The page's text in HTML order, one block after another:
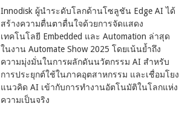
อวด
โฉม
Edge
นำ
เทคโนโลยี
Embedded
และ
บุก
Innodisk ผู้นำระดับโลกด้านโซลูชัน Edge AI ได้
สร้างความตื่นตาตื่นใจด้วยการจัดแสดง
เทคโนโลยี Embedded และ Automation ล่าสุด
ในงาน Automate Show 2025 โดยเน้นย้ำถึง
ความมุ่งมั่นในการผลักดันนวัตกรรม AI สำหรับ
การประยุกต์ใช้ในภาคอุตสาหกรรม และเชื่อมโยง
แนวคิด AI เข้ากับการทำงานอัตโนมัติในโลกแห่ง
ความเป็นจริง